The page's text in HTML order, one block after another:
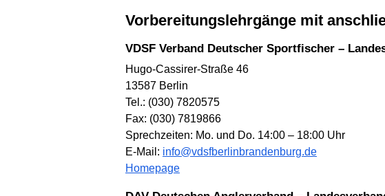
Vorbereitungslehrgänge mit
VDSF Verband Deutscher Sportfischer –
Hugo-Cassirer-Straße 46
13587 Berlin
Tel.: (030) 7820575
Fax: (030) 7819866
Sprechzeiten: Mo. und Do. 14:00 – 18:00 Uhr
E-Mail: info@vdsfberlinbrandenburg.de
Homepage